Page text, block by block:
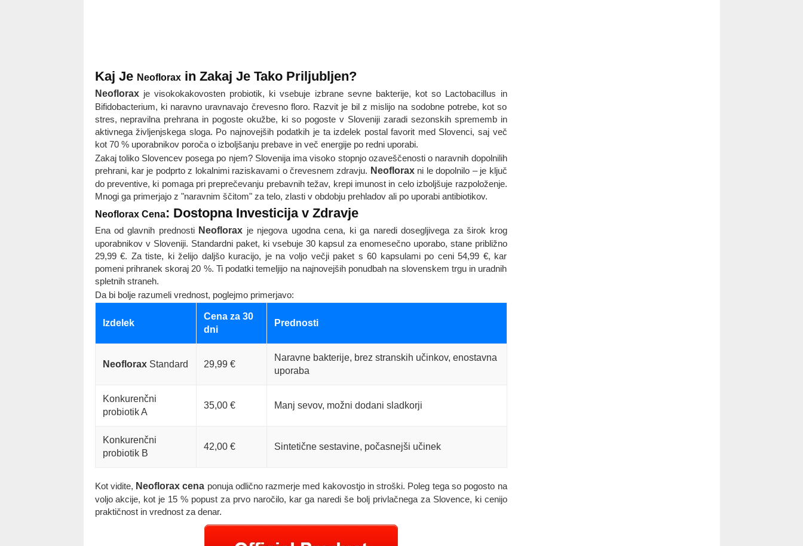
Kaj Je Neofloraxin Zakaj Je Tako Priljubljen?
Neofloraxje visokokakovosten probiotik, ki vsebuje izbrane sevne bakterije, kot so Lactobacillus in
Bifidobacterium, ki naravno uravnavajo črevesno floro. Razvit je bil z mislijo na sodobne potrebe, kot so
stres, nepravilna prehrana in pogoste okužbe, ki so pogoste v Sloveniji zaradi sezonskih sprememb in
aktivnega življenjskega sloga. Po najnovejših podatkih je ta izdelek postal favorit med Slovenci, saj več
kot 70 % uporabnikov poroča o izboljšanju prebave in več energije po redni uporabi.
Zakaj toliko Slovencev posega po njem? Slovenija ima visoko stopnjo ozaveščenosti o naravnih dopolnilih
prehrani, kar je podprto z lokalnimi raziskavami o črevesnem zdravju. Neofloraxni le dopolnilo – je ključ
do preventive, ki pomaga pri preprečevanju prebavnih težav, krepi imunost in celo izboljšuje razpoloženje.
Mnogi ga primerjajo z "naravnim ščitom" za telo, zlasti v obdobju prehladov ali po uporabi antibiotikov.
Neoflorax Cena: Dostopna Investicija v Zdravje
Ena od glavnih prednosti Neoflorax je njegova ugodna cena, ki ga naredi dosegljivega za širok krog
uporabnikov v Sloveniji. Standardni paket, ki vsebuje 30 kapsul za enomesečno uporabo, stane približno
29,99 €. Za tiste, ki želijo daljšo kuracijo, je na voljo večji paket s 60 kapsulami po ceni 54,99 €, kar
pomeni prihranek skoraj 20 %. Ti podatki temeljijo na najnovejših ponudbah na slovenskem trgu in uradnih
spletnih straneh.
Da bi bolje razumeli vrednost, poglejmo primerjavo:
Izdelek
Cena za 30
dni
Prednosti
NeofloraxStandard 29,99 €
Naravne bakterije, brez stranskih učinkov, enostavna
uporaba
Konkurenčni
probiotik A
35,00 € Manj sevov, možni dodani sladkorji
Konkurenčni
probiotik B
42,00 € Sintetične sestavine, počasnejši učinek
Kot vidite, Neoflorax cena ponuja odlično razmerje med kakovostjo in stroški. Poleg tega so pogosto na
voljo akcije, kot je 15 % popust za prvo naročilo, kar ga naredi še bolj privlačnega za Slovence, ki cenijo
praktičnost in vrednost za denar.